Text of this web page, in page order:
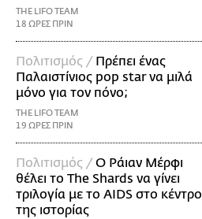
THE LIFO TEAM
18 ΩΡΕΣ ΠΡΙΝ
Πολιτισμός / Πρέπει ένας
Παλαιστίνιος pop star να μιλά
μόνο για τον πόνο;
THE LIFO TEAM
19 ΩΡΕΣ ΠΡΙΝ
Πολιτισμός / Ο Ράιαν Μέρφι
θέλει το The Shards να γίνει
τριλογία με το AIDS στο κέντρο
της ιστορίας